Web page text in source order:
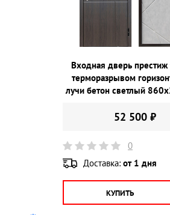
Входная дверь престиж
терморазрывом
лучи бетон светлый
52 500 ₽
0
Доставка: от 1 дня
КУПИТЬ